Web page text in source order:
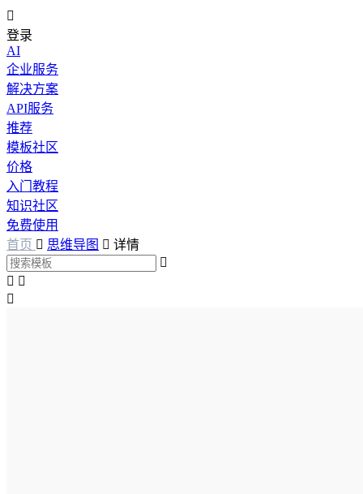

登录
AI
企业服务
解决方案
API服务
推荐
模板社区
价格
入门教程
知识社区
免费使用
首页  思维导图  详情

 
